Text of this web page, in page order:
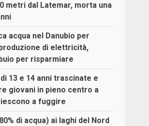
metri dal Latemar, morta una
acqua nel Danubio per
di elettricità,
per risparmiare
13 e 14 anni trascinate e
giovani in pieno centro a
a fuggire
di acqua) ai laghi del Nord